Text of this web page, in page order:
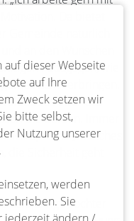
Gemeinde natürlich
Pädagogen, wie
verbringen.
oder das
die beiden. Immer
„Manches
die Sicherheit geht
achtjährige Tochter
dieser Webseite
auf Ihre
Zweck setzen wir
bitte selbst,
Nutzung unserer
werden
Sie
jederzeit ändern /